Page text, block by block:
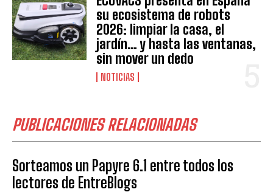
su ecosistema de robots
2026: limpiar la casa, el
jardín… y hasta las ventanas,
sin mover un dedo
NOTICIAS
PUBLICACIONES RELACIONADAS
Sorteamos un Papyre 6.1 entre todos los
lectores de EntreBlogs